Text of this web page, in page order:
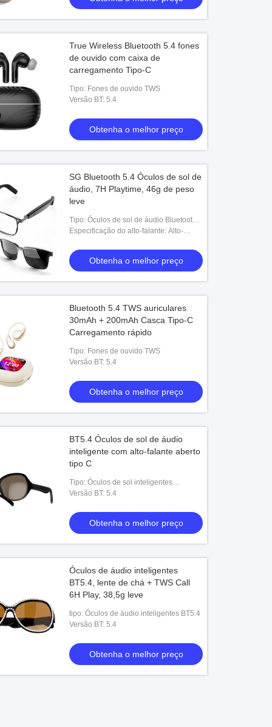
True Wireless Bluetooth 5.4 fones
de ouvido com caixa de
carregamento Tipo-C
Tipo: Fones de ouvido TWS
Versão BT: 5.4
Obtenha o melhor preço
SG Bluetooth 5.4 Óculos de sol de
áudio, 7H Playtime, 46g de peso
leve
Tipo: Óculos de sol de áudio Bluetooth
5.4
Especificação do alto-falante: Alto-
Obtenha o melhor preço
Bluetooth 5.4 TWS auriculares
30mAh + 200mAh Casca Tipo-C
Carregamento rápido
Tipo: Fones de ouvido TWS
Versão BT: 5.4
Obtenha o melhor preço
BT5.4 Óculos de sol de áudio
inteligente com alto-falante aberto
tipo C
Tipo: Óculos de sol inteligentes
Bluetooth 5.4
Versão BT: 5.4
Obtenha o melhor preço
Óculos de áudio inteligentes
BT5.4, lente de chá + TWS Call
6H Play, 38,5g leve
tipo: Óculos de áudio inteligentes BT5.4
Versão BT: 5.4
Obtenha o melhor preço